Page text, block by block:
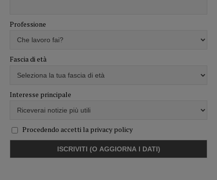
Professione
Fascia di età
Interesse principale
Procedendo accetti la privacy policy